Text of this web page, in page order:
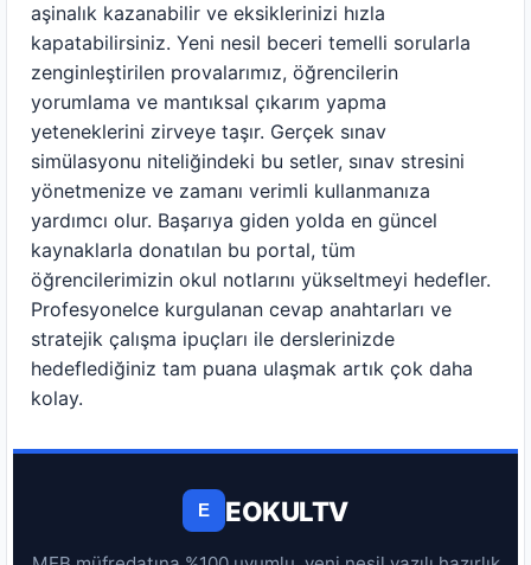
aşinalık kazanabilir ve eksiklerinizi hızla
kapatabilirsiniz. Yeni nesil beceri temelli sorularla
zenginleştirilen provalarımız, öğrencilerin
yorumlama ve mantıksal çıkarım yapma
yeteneklerini zirveye taşır. Gerçek sınav
simülasyonu niteliğindeki bu setler, sınav stresini
yönetmenize ve zamanı verimli kullanmanıza
yardımcı olur. Başarıya giden yolda en güncel
kaynaklarla donatılan bu portal, tüm
öğrencilerimizin okul notlarını yükseltmeyi hedefler.
Profesyonelce kurgulanan cevap anahtarları ve
stratejik çalışma ipuçları ile derslerinizde
hedeflediğiniz tam puana ulaşmak artık çok daha
kolay.
E EOKULTV